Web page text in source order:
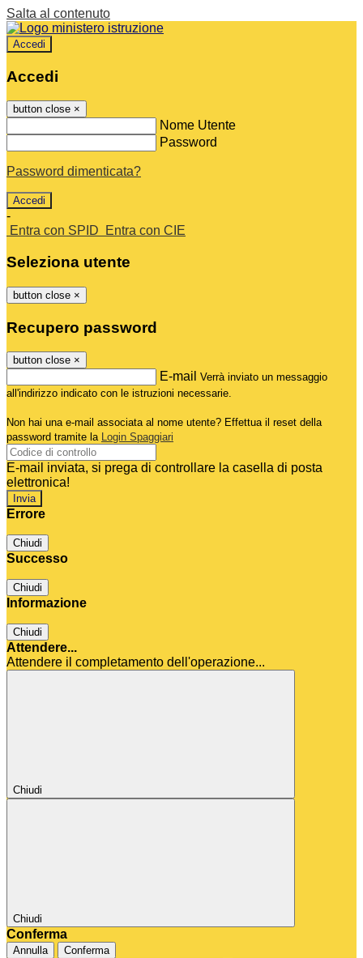
Salta al contenuto
Accedi
Accedi
button close ×
Nome Utente
Password
Password dimenticata?
-
Entra con SPID
Entra con CIE
Seleziona utente
button close ×
Recupero password
button close ×
E-mail Verrà inviato un messaggio
all'indirizzo indicato con le istruzioni necessarie.
Non hai una e-mail associata al nome utente? Effettua il reset della
password tramite la Login Spaggiari
E-mail inviata, si prega di controllare la casella di posta
elettronica!
Errore
Chiudi
Successo
Chiudi
Informazione
Chiudi
Attendere...
Attendere il completamento dell'operazione...
Chiudi
Chiudi
Conferma
Annulla Conferma